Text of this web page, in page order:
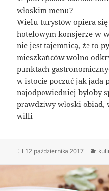
włoskim menu?
Wielu turystów opiera
hotelowym konsjerze w
nie jest tajemnicą, że to
mieszkańców wolno
punktach
w istocie poczuć jak jada
najodpowiedniej byłoby
prawdziwy włoski obiad,
willi
Data
12 października 2017